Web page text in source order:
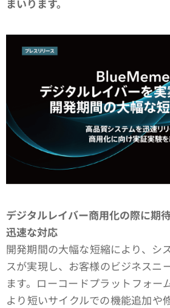
まいります。
デジタルレイバー商用化の際に期
迅速な対応
開発期間の大幅な短縮により、シ
スが実現し、お客様のビジネスニ
ます。ローコードプラットフォー
より短いサイクルでの機能追加や